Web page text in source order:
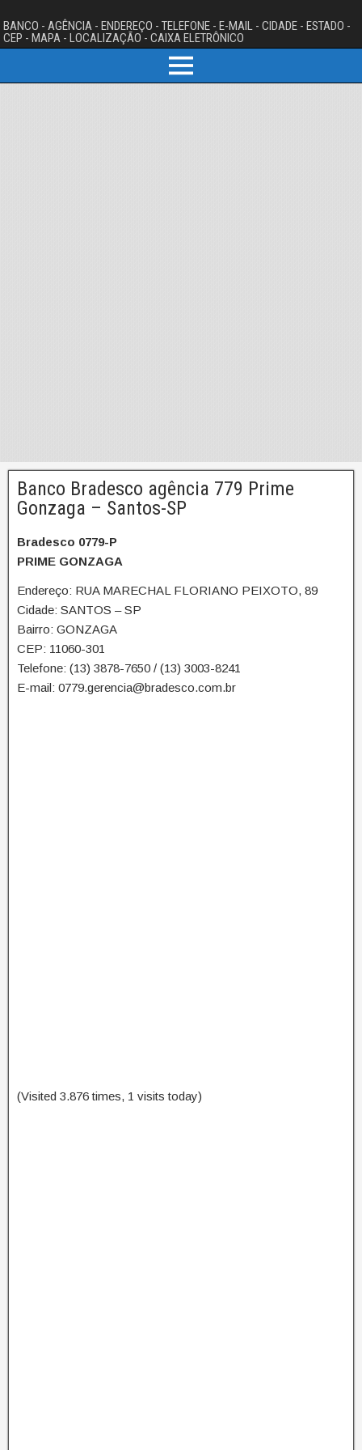
BANCO - AGÊNCIA - ENDEREÇO - TELEFONE - E-MAIL - CIDADE - ESTADO -
CEP - MAPA - LOCALIZAÇÃO - CAIXA ELETRÔNICO
Banco Bradesco agência 779 Prime
Gonzaga – Santos-SP
Bradesco 0779-P
PRIME GONZAGA
Endereço: RUA MARECHAL FLORIANO PEIXOTO, 89
Cidade: SANTOS – SP
Bairro: GONZAGA
CEP: 11060-301
Telefone: (13) 3878-7650 / (13) 3003-8241
E-mail: 0779.gerencia@bradesco.com.br
(Visited 3.876 times, 1 visits today)